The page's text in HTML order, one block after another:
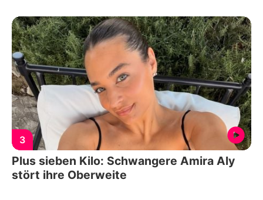
3
Plus sieben Kilo: Schwangere Amira Aly
stört ihre Oberweite